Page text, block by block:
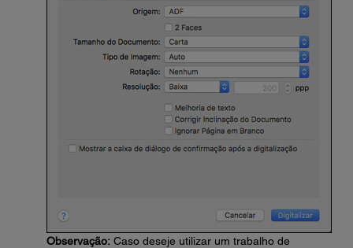
Observação: Caso deseje utilizar um trabalho de